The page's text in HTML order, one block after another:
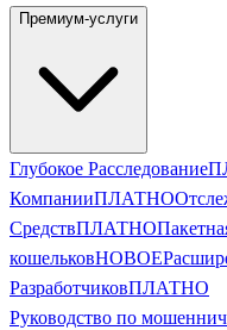
Премиум-услуги
Глубокое Расследование
КомпанииПЛАТНО
СредствПЛАТНО
кошельковНОВОЕ
РазработчиковПЛАТНО
Руководство по